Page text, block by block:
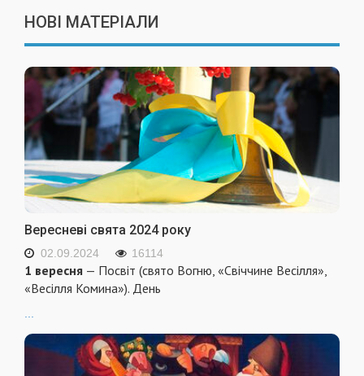
НОВІ МАТЕРІАЛИ
Вересневі свята 2024 року
02.09.2024 16114
1 вересня — Посвіт (свято Вогню, «Свіччине Весілля»,
«Весілля Комина»). День
...